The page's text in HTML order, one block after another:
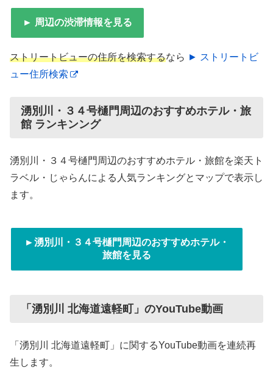
► 周辺の渋滞情報を見る
ストリートビューの住所を検索するなら ► ストリートビ
ュー住所検索
湧別川・３４号樋門周辺のおすすめホテル・旅
館 ランキンング
湧別川・３４号樋門周辺のおすすめホテル・旅館を楽天ト
ラベル・じゃらんによる人気ランキングとマップで表示し
ます。
►湧別川・３４号樋門周辺のおすすめホテル・
旅館を見る
「湧別川 北海道遠軽町」のYouTube動画
「湧別川 北海道遠軽町」に関するYouTube動画を連続再
生します。